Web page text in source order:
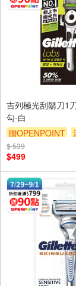
吉列極光刮鬍刀1
勾-白
贈OPENPOINT
贈$200
$ 539
$499